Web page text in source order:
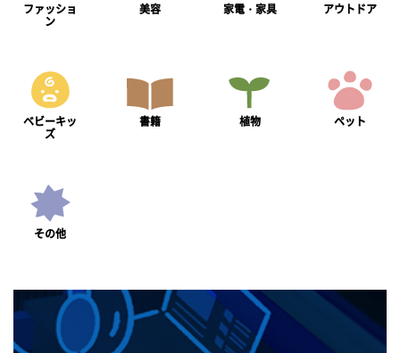
ファッショ
ン
美容 家電・家具 アウトドア
ベビーキッ
ズ
書籍 植物 ペット
その他